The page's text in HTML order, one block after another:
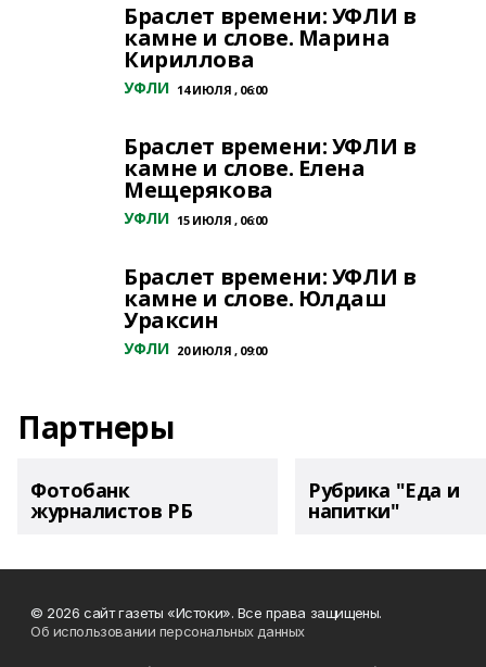
Браслет времени: УФЛИ в
камне и слове. Марина
Кириллова
УФЛИ 14 ИЮЛЯ , 06:00
Браслет времени: УФЛИ в
камне и слове. Елена
Мещерякова
УФЛИ 15 ИЮЛЯ , 06:00
Браслет времени: УФЛИ в
камне и слове. Юлдаш
Ураксин
УФЛИ 20 ИЮЛЯ , 09:00
Партнеры
Фотобанк
журналистов РБ
Рубрика "Еда и
напитки"
© 2026 сайт газеты «Истоки». Все права защищены.
Об использовании персональных данных